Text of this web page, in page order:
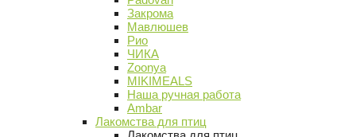
Закрома
Мавлюшев
Рио
ЧИКА
Zoonya
MIKIMEALS
Наша ручная работа
Ambar
Лакомства для птиц